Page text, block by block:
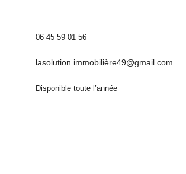
06 45 59 01 56
lasolution.immobilière49@gmail.com
Disponible toute l’année